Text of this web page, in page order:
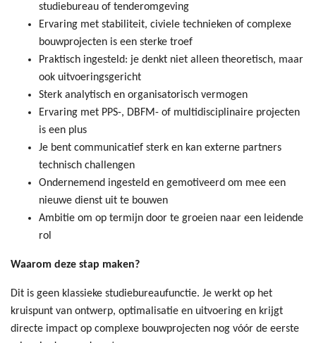
studiebureau of tenderomgeving
Ervaring met stabiliteit, civiele technieken of complexe
bouwprojecten is een sterke troef
Praktisch ingesteld: je denkt niet alleen theoretisch, maar
ook uitvoeringsgericht
Sterk analytisch en organisatorisch vermogen
Ervaring met PPS-, DBFM- of multidisciplinaire projecten
is een plus
Je bent communicatief sterk en kan externe partners
technisch challengen
Ondernemend ingesteld en gemotiveerd om mee een
nieuwe dienst uit te bouwen
Ambitie om op termijn door te groeien naar een leidende
rol
Waarom deze stap maken?
Dit is geen klassieke studiebureaufunctie. Je werkt op het
kruispunt van ontwerp, optimalisatie en uitvoering en krijgt
directe impact op complexe bouwprojecten nog vóór de eerste